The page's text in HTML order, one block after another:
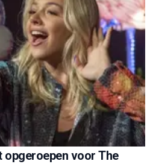
opgeroepen voor The